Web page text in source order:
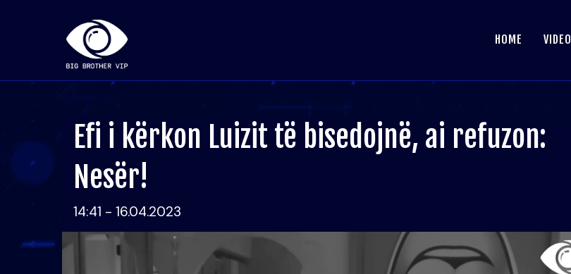
HOME VIDEO
Efi i kërkon Luizit të bisedojnë, ai refuzon:
Nesër!
14:41 - 16.04.2023